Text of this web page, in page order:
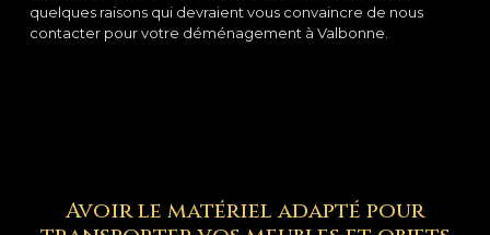
quelques raisons qui devraient vous convaincre de nous
contacter pour votre déménagement à Valbonne.
Avoir le matériel adapté pour